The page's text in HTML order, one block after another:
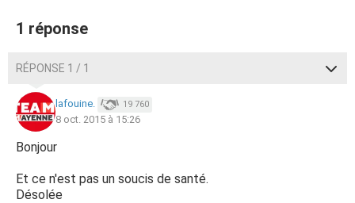
1 réponse
RÉPONSE 1 / 1
lafouine. 19 760
8 oct. 2015 à 15:26
Bonjour
Et ce n'est pas un soucis de santé.
Désolée